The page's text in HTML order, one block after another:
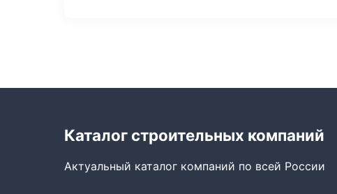
Каталог строительных компаний
Актуальный каталог компаний по всей России